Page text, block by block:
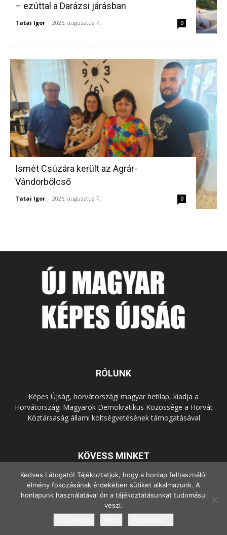
– ezúttal a Darázsi járásban
Tatai Igor - 2026, augusztus 7. 0
Ismét Csúzára került az Agrár-
Vándorbölcső
Tatai Igor - 2026, augusztus 7. 0
RÓLUNK
Képes Újság, horvátországi magyar hetilap, kiadja a
Horvátországi Magyarok Demokratikus Közössége a Horvát
Köztársaság állami költségvetésének támogatásával
KÖVESS MINKET
© Copyright - 2022 Minden jog fenntartva.
Kedves Látogató! Tájékoztatjuk, hogy a honlap felhasználói
élmény fokozásának érdekében sütiket alkalmazunk. A
honlapunk használatával ön a tájékoztatásunkat tudomásul
veszi.